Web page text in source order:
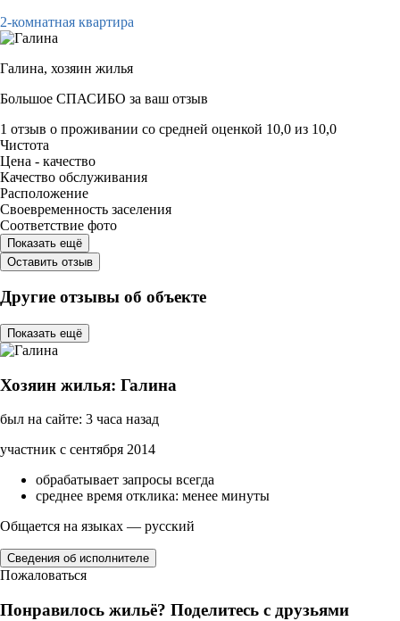
2-комнатная квартира
Галина, хозяин жилья
Большое СПАСИБО за ваш отзыв
1 отзыв о проживании со средней оценкой 10,0 из 10,0
Чистота
Цена - качество
Качество обслуживания
Расположение
Своевременность заселения
Соответствие фото
Показать ещё
Оставить отзыв
Другие отзывы об объекте
Показать ещё
Хозяин жилья: Галина
был на сайте: 3 часа назад
участник с сентября 2014
обрабатывает запросы всегда
среднее время отклика: менее минуты
Общается на языках — русский
Сведения об исполнителе
Пожаловаться
Понравилось жильё? Поделитесь с друзьями